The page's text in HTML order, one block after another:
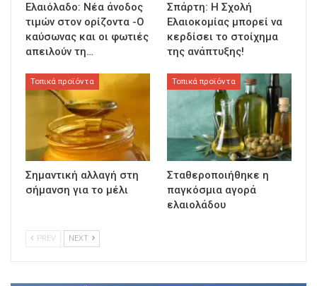
Ελαιόλαδο: Νέα άνοδος
τιμών στον ορίζοντα -Ο
καύσωνας και οι φωτιές
απειλούν τη…
Σπάρτη: Η Σχολή
Ελαιοκομίας μπορεί να
κερδίσει το στοίχημα
της ανάπτυξης!
Τοπικά προϊόντα
Σημαντική αλλαγή στη
σήμανση για το μέλι
Τοπικά προϊόντα
Σταθεροποιήθηκε η
παγκόσμια αγορά
ελαιολάδου
PREV NEXT